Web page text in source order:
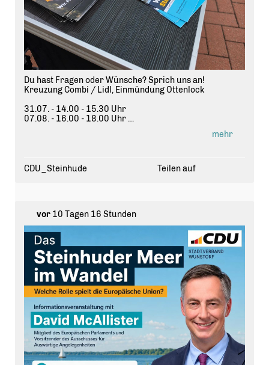
Du hast Fragen oder Wünsche? Sprich uns an!
Kreuzung Combi / Lidl, Einmündung Ottenlock
31.07. - 14.00 - 15.30 Uhr
07.08. - 16.00 - 18.00 Uhr
#WirFürSteinhude # ürWunstorf #CDU
Kommunalwahl2026
mehr
CDU_Steinhude Teilen auf
vor10 Tagen 16 Stunden